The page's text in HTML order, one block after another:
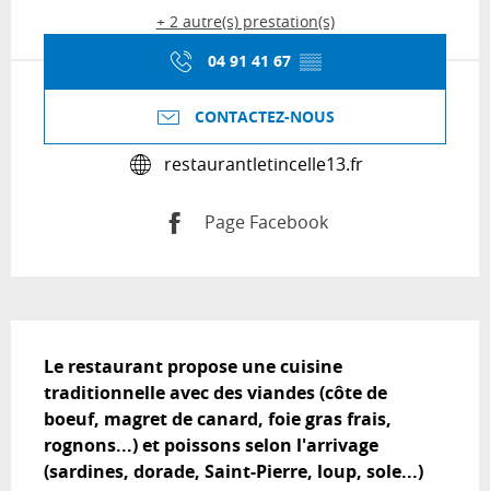
+ 2 autre(s) prestation(s)
04 91 41 67 ▒▒
CONTACTEZ-NOUS
restaurantletincelle13.fr
Page Facebook
Le restaurant propose une cuisine
traditionnelle avec des viandes (côte de
boeuf, magret de canard, foie gras frais,
rognons...) et poissons selon l'arrivage
(sardines, dorade, Saint-Pierre, loup, sole...)